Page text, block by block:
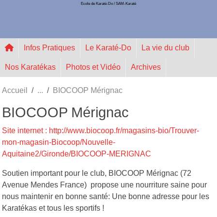
Ecole de Karaté-Do / SAM-Karaté
Infos Pratiques Le Karaté-Do La vie du club
Nos Karatékas Photos et Vidéo Archives
Accueil BIOCOOP Mérignac
BIOCOOP Mérignac
Site internet : http://www.biocoop.fr/magasins-bio/Trouver-
mon-magasin-Biocoop/Nouvelle-
Aquitaine2/Gironde/BIOCOOP-MERIGNAC
Soutien important pour le club, BIOCOOP Mérignac (72
Avenue Mendes France) propose une nourriture saine pour
nous maintenir en bonne santé: Une bonne adresse pour les
Karatékas et tous les sportifs !
Panneau de gestion des cookies